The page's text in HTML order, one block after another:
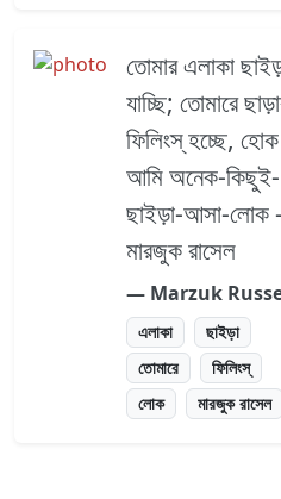
তোমার এলাকা
যাচ্ছি; তোমারে
ফিলিংস্ হচ্ছে,
আমি অনেক-কিছুই-
ছাইড়া-আসা-লোক -
মারজুক রাসেল
― Marzuk
এলাকা
ছাইড়া
তোমারে
ফিলিংস্
লোক
মারজুক রাসেল